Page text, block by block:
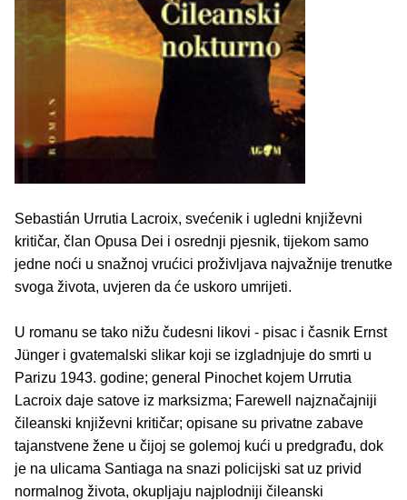
Sebastián Urrutia Lacroix, svećenik i ugledni književni
kritičar, član Opusa Dei i osrednji pjesnik, tijekom samo
jedne noći u snažnoj vrućici proživljava najvažnije trenutke
svoga života, uvjeren da će uskoro umrijeti.
U romanu se tako nižu čudesni likovi - pisac i časnik Ernst
Jünger i gvatemalski slikar koji se izgladnjuje do smrti u
Parizu 1943. godine; general Pinochet kojem Urrutia
Lacroix daje satove iz marksizma; Farewell najznačajniji
čileanski književni kritičar; opisane su privatne zabave
tajanstvene žene u čijoj se golemoj kući u predgrađu, dok
je na ulicama Santiaga na snazi policijski sat uz privid
normalnog života, okupljaju najplodniji čileanski